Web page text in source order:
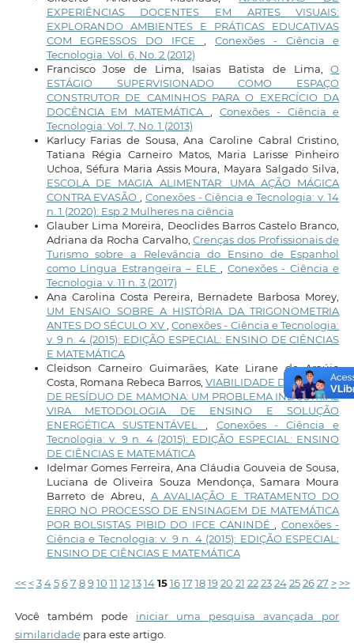
EXPERIÊNCIAS DOCENTES EM ARTES VISUAIS:
EXPLORANDO AMBIENTES E PRÁTICAS EDUCATIVAS
COM EGRESSOS DO IFCE
Conexões - Ciência e
Tecnologia: Vol. 6, No. 2 (2012)
Francisco Jose de Lima, Isaias Batista de Lima,O
ESTÁGIO SUPERVISIONADO COMO ESPAÇO
CONSTRUTOR DE CAMINHOS PARA O EXERCÍCIO DA
DOCÊNCIA EM MATEMÁTICA
Conexões - Ciência e
Tecnologia: Vol. 7, No. 1 (2013)
Karlucy Farias de Sousa, Ana Caroline Cabral Cristino,
Tatiana Régia Carneiro Matos, Maria Larisse Pinheiro
Uchoa, Séfura Maria Assis Moura, Mayara Salgado Silva,
ESCOLA DE MAGIA ALIMENTAR: UMA AÇÃO MÁGICA
CONTRA EVASÃO
Conexões - Ciência e Tecnologia: v. 14
n. 1 (2020): Esp.2 Mulheres na ciência
Glauber Lima Moreira, Deoclides Barros Castelo Branco,
Adriana da Rocha Carvalho,Crenças dos Profissionais de
Turismo sobre a Relevância do Ensino de Espanhol
como Língua Estrangeira – ELE
Conexões - Ciência e
Tecnologia: v. 11 n. 3 (2017)
Ana Carolina Costa Pereira, Bernadete Barbosa Morey,
UM ENSAIO SOBRE A HISTÓRIA DA TRIGONOMETRIA
ANTES DO SÉCULO XV ,Conexões - Ciência e Tecnologia:
v. 9 n. 4 (2015): EDIÇÃO ESPECIAL: ENSINO DE CIÊNCIAS
E MATEMÁTICA
Cleidson Carneiro Guimarães, Kate Lirane de Araújo
Costa, Romana Rebeca Barros,VIABILIDADE DE QUEIMA
DE RESÍDUO DE MAMONA: UM PROBLEMA INDUSTRIAL
VIRA METODOLOGIA DE ENSINO E SOLUÇÃO
ENERGÉTICA SUSTENTÁVEL
Conexões - Ciência e
Tecnologia: v. 9 n. 4 (2015): EDIÇÃO ESPECIAL: ENSINO
DE CIÊNCIAS E MATEMÁTICA
Idelmar Gomes Ferreira, Ana Cláudia Gouveia de Sousa,
Luciana de Oliveira Souza Mendonça, Samara Moura
Barreto de Abreu, A AVALIAÇÃO E TRATAMENTO DO
ERRO NO PROCESSO DE ENSINAGEM DE MATEMÁTICA
POR BOLSISTAS PIBID DO IFCE CANINDÉ
Conexões -
Ciência e Tecnologia: v. 9 n. 4 (2015): EDIÇÃO ESPECIAL:
ENSINO DE CIÊNCIAS E MATEMÁTICA
<< < 3 4 5 6 7 8 9 10 11 12 13 14 15 16 17 18 19 20 21 22 23 24 25 26 27 > >>
Você também pode iniciar uma pesquisa avançada por
similaridadepara este artigo.